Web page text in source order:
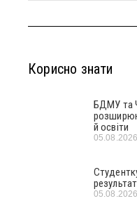
Корисно знати
БДМУ та
й освіти
05.08.2026
05.08.2026